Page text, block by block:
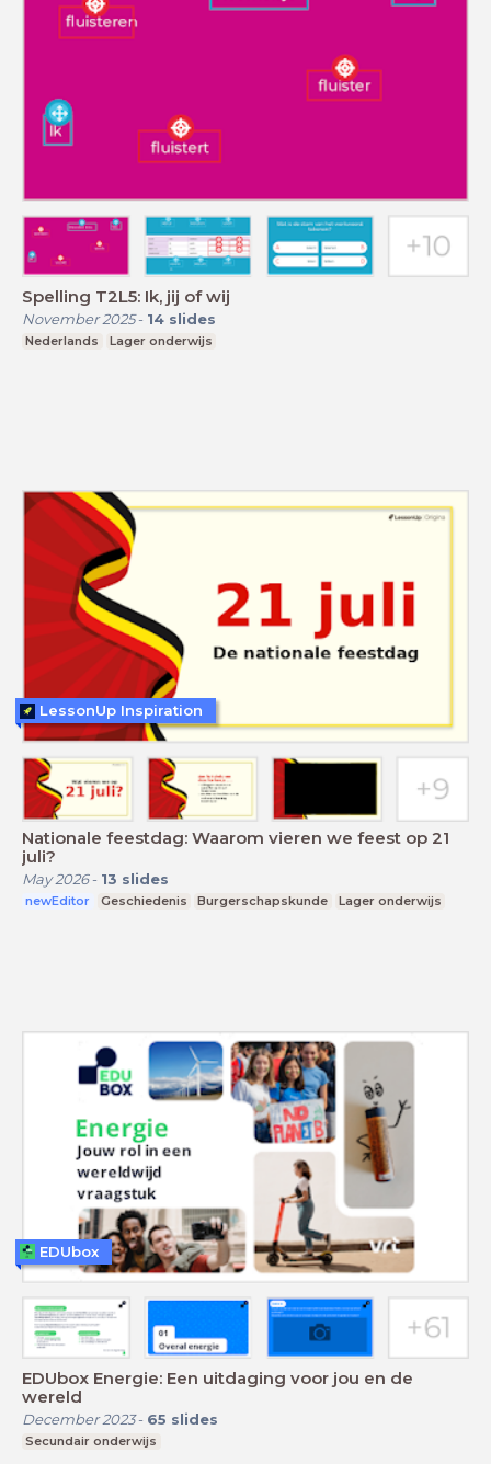
Spelling T2L5: Ik, jij of wij
November 2025- 14 slides
Nederlands Lager onderwijs
Nationale feestdag: Waarom vieren we feest op 21
juli?
May 2026- 13 slides
newEditor Geschiedenis Burgerschapskunde Lager onderwijs
LessonUp Inspiration
EDUbox Energie: Een uitdaging voor jou en de
wereld
December 2023- 65 slides
Secundair onderwijs
EDUbox